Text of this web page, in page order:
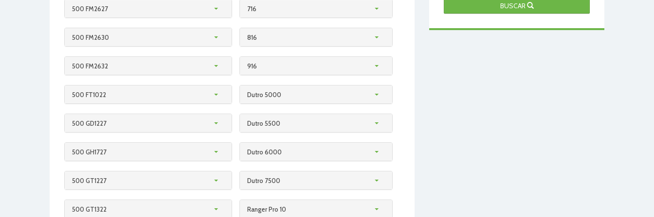
500 FM2627
500 FM2630
500 FM2632
500 FT1022
500 GD1227
500 GH1727
500 GT1227
500 GT1322
716
816
916
Dutro 5000
Dutro 5500
Dutro 6000
Dutro 7500
Ranger Pro 10
BUSCAR